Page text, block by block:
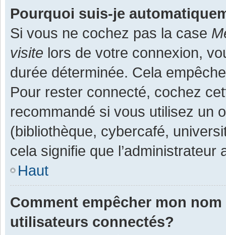
Pourquoi suis-je
Si vous ne cochez pas la case
visite lors de votre connexion,
durée déterminée. Cela
Pour rester connecté, cochez
recommandé si vous utilisez un
(bibliothèque, cybercafé,
cela signifie que
Haut
Comment empêcher mon
utilisateurs connectés?